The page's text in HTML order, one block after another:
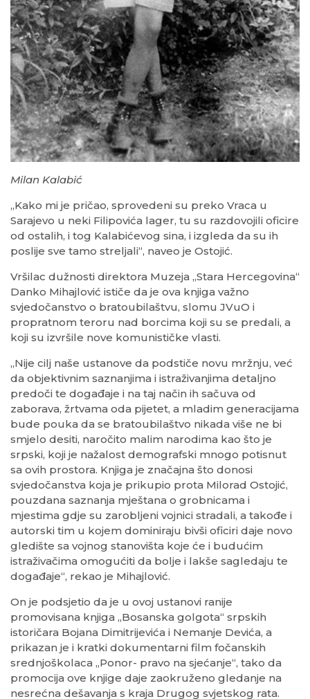
Milan Kalabić
„Kako mi je pričao, sprovedeni su preko Vraca u
Sarajevo u neki Filipovića lager, tu su razdovojili oficire
od ostalih, i tog Kalabićevog sina, i izgleda da su ih
poslije sve tamo streljali“, naveo je Ostojić.
Vršilac dužnosti direktora Muzeja „Stara Hercegovina“
Danko Mihajlović ističe da je ova knjiga važno
svjedočanstvo o bratoubilaštvu, slomu JVuO i
propratnom teroru nad borcima koji su se predali, a
koji su izvršile nove komunističke vlasti.
„Nije cilj naše ustanove da podstiče novu mržnju, već
da objektivnim saznanjima i istraživanjima detaljno
predoči te događaje i na taj način ih sačuva od
zaborava, žrtvama oda pijetet, a mladim generacijama
bude pouka da se bratoubilaštvo nikada više ne bi
smjelo desiti, naročito malim narodima kao što je
srpski, koji je nažalost demografski mnogo potisnut
sa ovih prostora. Knjiga je značajna što donosi
svjedočanstva koja je prikupio prota Milorad Ostojić,
pouzdana saznanja mještana o grobnicama i
mjestima gdje su zarobljeni vojnici stradali, a takođe i
autorski tim u kojem dominiraju bivši oficiri daje novo
gledište sa vojnog stanovišta koje će i budućim
istraživačima omogućiti da bolje i lakše sagledaju te
događaje“, rekao je Mihajlović.
On je podsjetio da je u ovoj ustanovi ranije
promovisana knjiga „Bosanska golgota“ srpskih
istoričara Bojana Dimitrijevića i Nemanje Devića, a
prikazan je i kratki dokumentarni film fočanskih
srednjoškolaca „Ponor- pravo na sjećanje“, tako da
promocija ove knjige daje zaokruženo gledanje na
nesrećna dešavanja s kraja Drugog svjetskog rata.